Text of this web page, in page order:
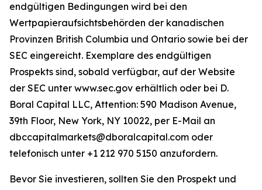
endgültigen Bedingungen wird bei den
Wertpapieraufsichtsbehörden der kanadischen
Provinzen British Columbia und Ontario sowie bei der
SEC eingereicht. Exemplare des endgültigen
Prospekts sind, sobald verfügbar, auf der Website
der SEC unter www.sec.gov erhältlich oder bei D.
Boral Capital LLC, Attention: 590 Madison Avenue,
39th Floor, New York, NY 10022, per E-Mail an
dbccapitalmarkets@dboralcapital.com oder
telefonisch unter +1 212 970 5150 anzufordern.
Bevor Sie investieren, sollten Sie den Prospekt und